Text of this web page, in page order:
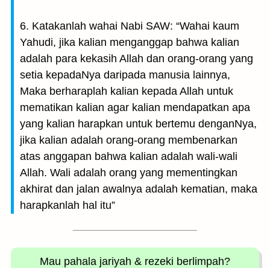
6. Katakanlah wahai Nabi SAW: “Wahai kaum
Yahudi, jika kalian menganggap bahwa kalian
adalah para kekasih Allah dan orang-orang yang
setia kepadaNya daripada manusia lainnya,
Maka berharaplah kalian kepada Allah untuk
mematikan kalian agar kalian mendapatkan apa
yang kalian harapkan untuk bertemu denganNya,
jika kalian adalah orang-orang membenarkan
atas anggapan bahwa kalian adalah wali-wali
Allah. Wali adalah orang yang mementingkan
akhirat dan jalan awalnya adalah kematian, maka
harapkanlah hal itu”
Mau pahala jariyah & rezeki berlimpah?